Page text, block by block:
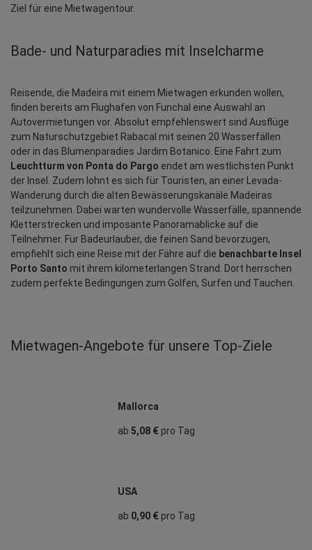
Ziel für eine Mietwagentour.
Bade- und Naturparadies mit Inselcharme
Reisende, die Madeira mit einem Mietwagen erkunden wollen,
finden bereits am Flughafen von Funchal eine Auswahl an
Autovermietungen vor. Absolut empfehlenswert sind Ausflüge
zum Naturschutzgebiet Rabacal mit seinen 20 Wasserfällen
Leuchtturm von Ponta do Pargo endet am westlichsten Punkt
der Insel. Zudem lohnt es sich für Touristen, an einer Levada-
Wanderung durch die alten Bewässerungskanäle Madeiras
teilzunehmen. Dabei warten wundervolle Wasserfälle, spannende
Kletterstrecken und imposante Panoramablicke auf die
Teilnehmer. Für Badeurlauber, die feinen Sand bevorzugen,
empfiehlt sich eine Reise mit der Fähre auf die benachbarte Insel
Porto Santo mit ihrem kilometerlangen Strand. Dort herrschen
zudem perfekte Bedingungen zum Golfen, Surfen und Tauchen.
Mietwagen‑Angebote für unsere Top‑Ziele
Mallorca
ab 5,08 €pro Tag
USA
ab 0,90 €pro Tag